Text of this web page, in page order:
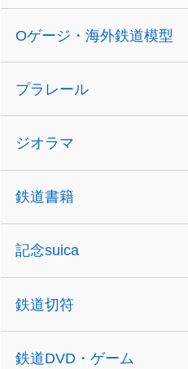
Oゲージ・海外鉄道模型
プラレール
ジオラマ
鉄道書籍
記念suica
鉄道切符
鉄道DVD・ゲーム